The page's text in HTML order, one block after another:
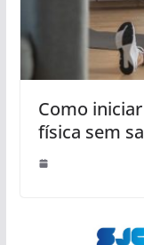
Como
física sem